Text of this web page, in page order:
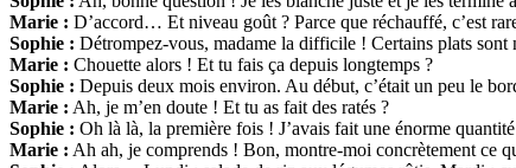
Marie : D’accord… Et niveau goût ? Parce que réchauffé, c’est
Sophie : Détrompez-vous, madame la difficile ! Certains plats
Marie : Chouette alors ! Et tu fais ça depuis longtemps ?
Sophie : Depuis deux mois environ. Au début, c’était un peu le
Marie : Ah, je m’en doute ! Et tu as fait des ratés ?
Sophie : Oh là là, la première fois ! J’avais fait une énorme
Marie : Ah ah, je comprends ! Bon, montre-moi concrètement ce